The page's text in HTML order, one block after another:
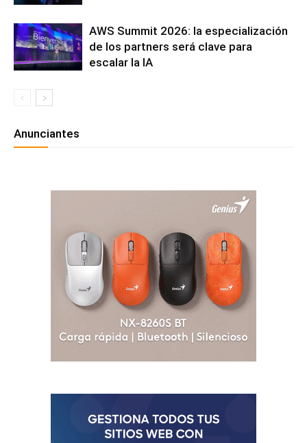
AWS Summit 2026: la especialización
de los partners será clave para
escalar la IA
Anunciantes